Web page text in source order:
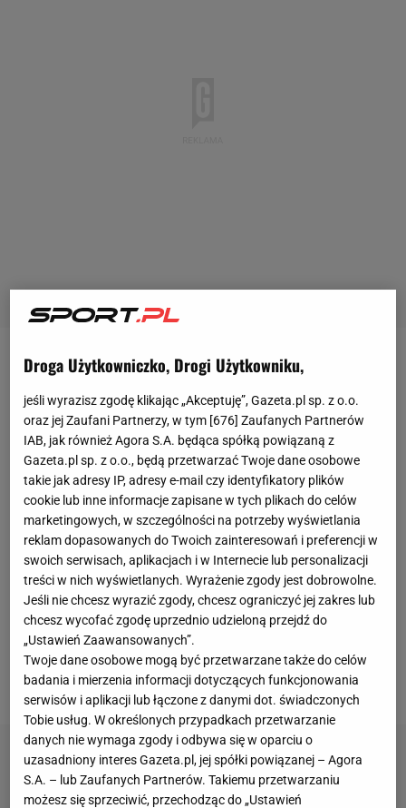
- To było rozczarowujące zakończenie czegoś, co
zapowiadało się jako całkiem interesująca walka
relacjonuje swoje wrażenia z wieczoru bokserskiego
w Kolonii Haye. - Przez ten krótki czas, gdy tych
dwóch gości walczyło ze sobą, wydawało się, że
Solis jest w stanie sprawić Kliczce problemy. Zadał
kilka błyskotliwych prawych, dobrze też bił na korpus
Witalija. Zdawało się, że Solis jest dobrze
przygotowany i zaczyna realizować swój plan. W
przeciwieństwie do większości rywali Kliczków
utalentowany Solis wiedział, co powinien robić, był
wystarczająco wytrenowany i dobry, by sobie
poradzić.
Droga Użytkowniczko, Drogi Użytkowniku,
jeśli wyrazisz zgodę klikając „Akceptuję”, Gazeta.pl sp. z o.o.
oraz jej Zaufani Partnerzy, w tym [676] Zaufanych Partnerów
IAB, jak również Agora S.A. będąca spółką powiązaną z
Gazeta.pl sp. z o.o., będą przetwarzać Twoje dane osobowe
takie jak adresy IP, adresy e-mail czy identyfikatory plików
cookie lub inne informacje zapisane w tych plikach do celów
marketingowych, w szczególności na potrzeby wyświetlania
reklam dopasowanych do Twoich zainteresowań i preferencji w
swoich serwisach, aplikacjach i w Internecie lub personalizacji
treści w nich wyświetlanych. Wyrażenie zgody jest dobrowolne.
Jeśli nie chcesz wyrazić zgody, chcesz ograniczyć jej zakres lub
chcesz wycofać zgodę uprzednio udzieloną przejdź do
„Ustawień Zaawansowanych”.
Twoje dane osobowe mogą być przetwarzane także do celów
badania i mierzenia informacji dotyczących funkcjonowania
serwisów i aplikacji lub łączone z danymi dot. świadczonych
Tobie usług. W określonych przypadkach przetwarzanie
danych nie wymaga zgody i odbywa się w oparciu o
uzasadniony interes Gazeta.pl, jej spółki powiązanej – Agora
S.A. – lub Zaufanych Partnerów. Takiemu przetwarzaniu
możesz się sprzeciwić, przechodząc do „Ustawień